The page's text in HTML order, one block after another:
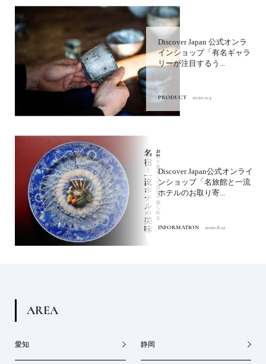
Discover Japan 公式オンラ
インショップ「有名ギャラ
リーが注目するう...
PRODUCT 2020.11.5
Discover Japan公式オンライ
ンショップ「名旅館と一流
ホテルのお取り寄...
INFORMATION 2020.8.12
AREA
愛知 静岡